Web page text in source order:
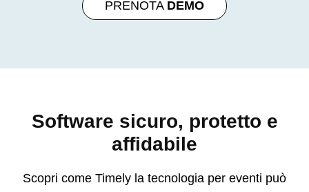
PRENOTA DEMO
Software sicuro, protetto e
affidabile
Scopri come Timely la tecnologia per eventi può